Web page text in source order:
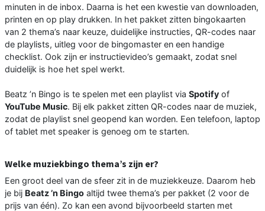
minuten in de inbox. Daarna is het een kwestie van downloaden,
printen en op play drukken. In het pakket zitten bingokaarten
van 2 thema’s naar keuze, duidelijke instructies, QR-codes naar
de playlists, uitleg voor de bingomaster en een handige
checklist. Ook zijn er instructievideo’s gemaakt, zodat snel
duidelijk is hoe het spel werkt.
Beatz ’n Bingo is te spelen met een playlist via Spotify of
YouTube Music. Bij elk pakket zitten QR-codes naar de muziek,
zodat de playlist snel geopend kan worden. Een telefoon, laptop
of tablet met speaker is genoeg om te starten.
Welke muziekbingo thema’s zijn er?
Een groot deel van de sfeer zit in de muziekkeuze. Daarom heb
je bij Beatz ’n Bingo altijd twee thema’s per pakket (2 voor de
prijs van één). Zo kan een avond bijvoorbeeld starten met